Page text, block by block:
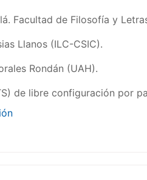
Facultad de Filosofía y
Llanos (ILC-CSIC).
Rondán (UAH).
de libre configuración por